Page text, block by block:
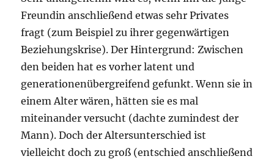
Freundin anschließend etwas sehr Privates
fragt (zum Beispiel zu ihrer gegenwärtigen
Beziehungskrise). Der Hintergrund: Zwischen
den beiden hat es vorher latent und
generationenübergreifend gefunkt. Wenn sie in
einem Alter wären, hätten sie es mal
miteinander versucht (dachte zumindest der
Mann). Doch der Altersunterschied ist
vielleicht doch zu groß (entschied anschließend